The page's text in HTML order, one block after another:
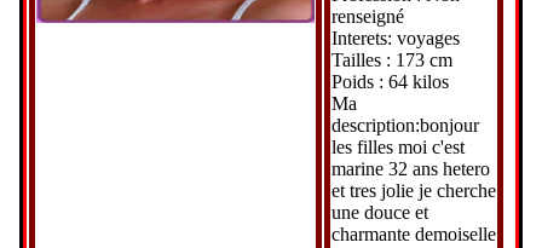
renseigné
Interets: voyages
Tailles : 173 cm
Poids : 64 kilos
Ma
description:bonjour
les filles moi c'est
marine 32 ans hetero
et tres jolie je cherche
une douce et
charmante demoiselle